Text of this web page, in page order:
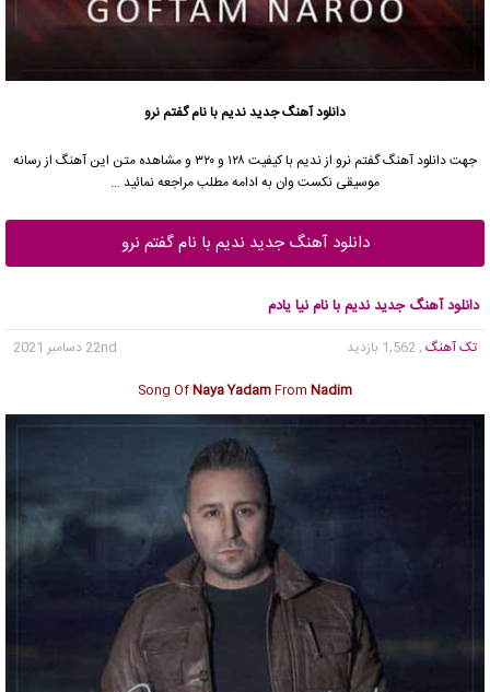
دانلود آهنگ جدیدندیمبا نام گفتم نرو
جهت دانلود آهنگ گفتم نرو ازندیم
با کیفیت ۱۲۸ و ۳۲۰ و مشاهده متن این آهنگ از رسانه
موسیقی نکست وان به ادامه مطلب مراجعه نمائید …
دانلود آهنگ جدید ندیم با نام گفتم نرو
دانلود آهنگ جدید ندیم با نام نیا یادم
تک آهنگ , 1,562 بازدید
22nd دسامبر 2021
Song OfNaya YadamFrom Nadim